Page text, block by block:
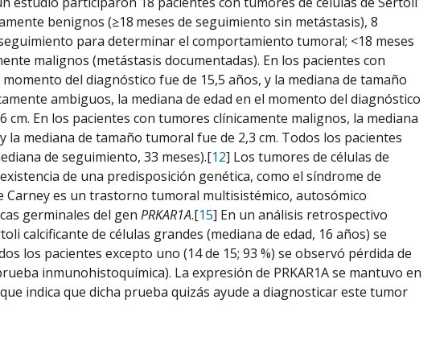
benignos (≥18 meses de seguimiento sin metástasis), 8
para determinar el comportamiento tumoral; <18 meses
malignos (metástasis documentadas). En los pacientes con
del diagnóstico fue de 15,5 años, y la mediana de tamaño
ambiguos, la mediana de edad en el momento del diagnóstico
En los pacientes con tumores clínicamente malignos, la mediana
mediana de tamaño tumoral fue de 2,3 cm. Todos los pacientes
de seguimiento, 33 meses).[12] Los tumores de células de
de una predisposición genética, como el síndrome de
Carney es un trastorno tumoral multisistémico, autosómico
germinales del gen PRKAR1A.[15] En un análisis retrospectivo
calcificante de células grandes (mediana de edad, 16 años) se
los pacientes excepto uno (14 de 15; 93 %) se observó pérdida de
inmunohistoquímica). La expresión de PRKAR1A se mantuvo en
indica que dicha prueba quizás ayude a diagnosticar este tumor